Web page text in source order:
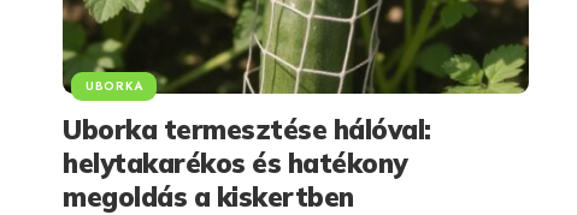
UBORKA
Uborka termesztése hálóval:
helytakarékos és hatékony
megoldás a kiskertben